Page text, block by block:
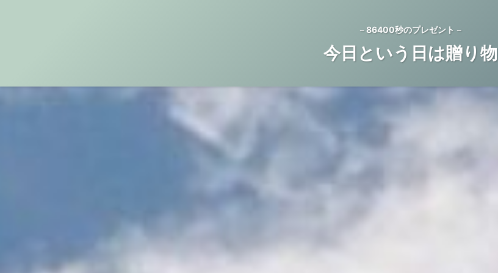
－86400秒のプレゼント－
今日という日は贈り物